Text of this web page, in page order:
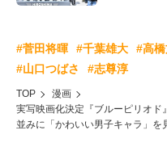
#菅田将暉 #千葉雄大 #高
#山口つばさ
#志尊淳
TOP
漫画
実写映画化決定『ブルーピリオ
並みに「かわいい男子キャラ」を